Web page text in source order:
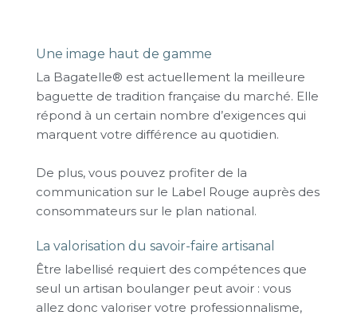
Une image haut de gamme
La Bagatelle® est actuellement la meilleure
baguette de tradition française du marché. Elle
répond à un certain nombre d’exigences qui
marquent votre différence au quotidien.
De plus, vous pouvez profiter de la
communication sur le Label Rouge auprès des
consommateurs sur le plan national.
La valorisation du savoir-faire artisanal
Être labellisé requiert des compétences que
seul un artisan boulanger peut avoir : vous
allez donc valoriser votre professionnalisme,